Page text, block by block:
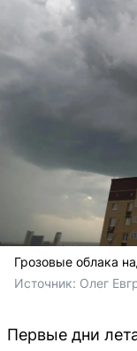
Грозовые облака
Источник: Олег
Первые дни